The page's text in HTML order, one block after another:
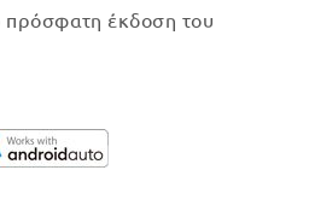
πρόσφατη έκδοση του